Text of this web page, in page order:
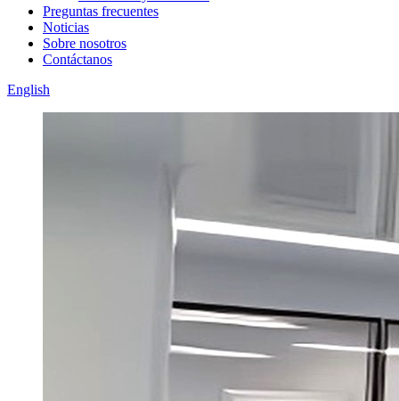
Preguntas frecuentes
Noticias
Sobre nosotros
Contáctanos
English